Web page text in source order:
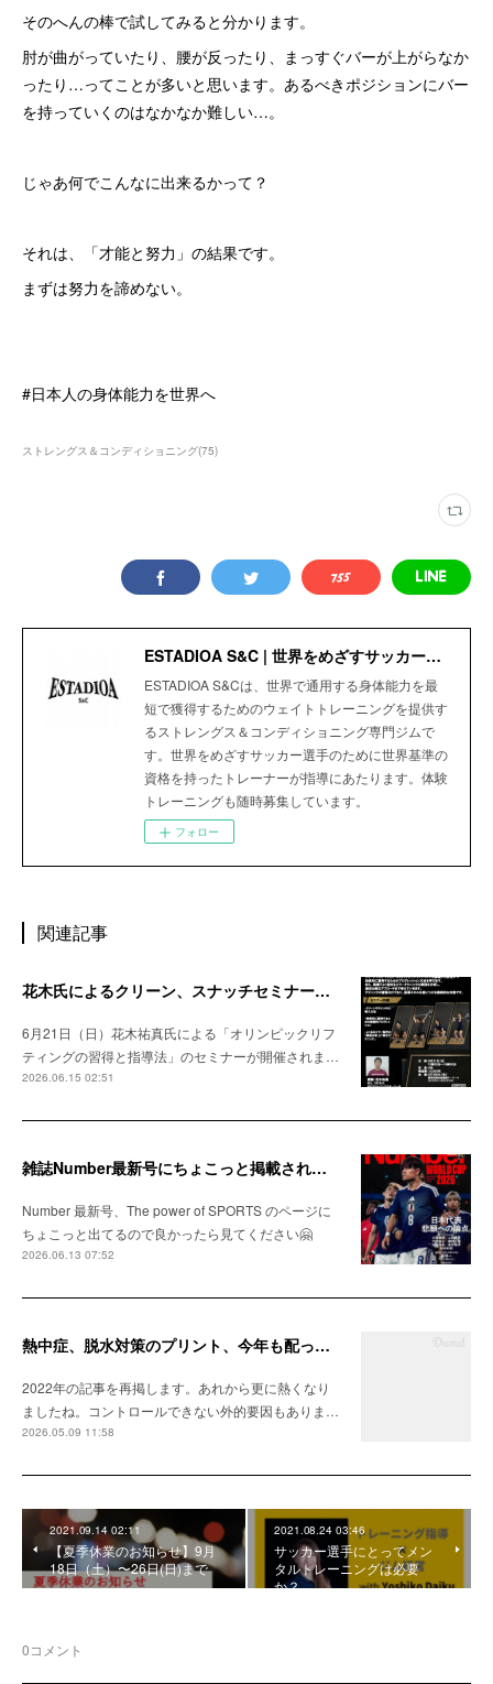
そのへんの棒で試してみると分かります。
肘が曲がっていたり、腰が反ったり、まっすぐバーが上がらなか
ったり…ってことが多いと思います。あるべきポジションにバー
を持っていくのはなかなか難しい…。
じゃあ何でこんなに出来るかって？
それは、「才能と努力」の結果です。
まずは努力を諦めない。
#日本人の身体能力を世界へ
ストレングス＆コンディショニング(75)
ESTADIOA S&C | 世界をめざすサッカー選手のためのStrength＆Conditioning Gym
ESTADIOA S&Cは、世界で通用する身体能力を最
短で獲得するためのウェイトトレーニングを提供す
るストレングス＆コンディショニング専門ジムで
す。世界をめざすサッカー選手のために世界基準の
資格を持ったトレーナーが指導にあたります。体験
トレーニングも随時募集しています。
フォロー
関連記事
花木氏によるクリーン、スナッチセミナーのお知らせ
6月21日（日）花木祐真氏による「オリンピックリフ
ティングの習得と指導法」のセミナーが開催されま…
2026.06.15 02:51
雑誌Number最新号にちょこっと掲載されました
Number 最新号、The power of SPORTS のページに
ちょこっと出てるので良かったら見てください🤗
2026.06.13 07:52
熱中症、脱水対策のプリント、今年も配ってます
2022年の記事を再掲します。あれから更に熱くなり
ましたね。コントロールできない外的要因もありま…
2026.05.09 11:58
2021.09.14 02:11
【夏季休業のお知らせ】9月
18日（土）〜26日(日)まで
2021.08.24 03:46
サッカー選手にとってメン
タルトレーニングは必要
か？
0コメント